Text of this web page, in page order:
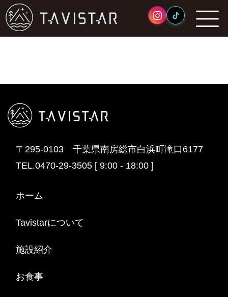
原岡桟橋（岡本桟橋）
2023年8月29日
〒295-0103 千葉県南房総市白浜町滝口6177
TEL.0470-29-3505 [ 9:00 - 18:00 ]
ホーム
Tavistarについて
施設紹介
お食事